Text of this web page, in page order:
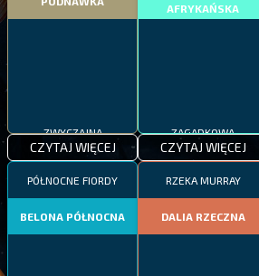
ZWYCZAJNA
CZYTAJ WIĘCEJ
AFRYKAŃSKA
ZAGADKOWA
CZYTAJ WIĘCEJ
PÓŁNOCNE FIORDY
BELONA PÓŁNOCNA
RZEKA MURRAY
DALIA RZECZNA